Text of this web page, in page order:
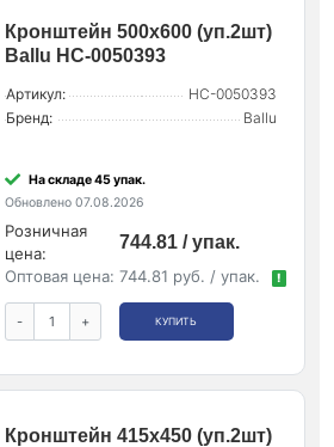
Кронштейн 500х600 (уп.2шт)
Ballu НС-0050393
Артикул:
НС-0050393
Бренд:
Ballu
На складе 45 упак.
Обновлено 07.08.2026
Розничная
цена:
744.81 / упак.
Оптовая цена: 744.81 руб. / упак. !
- + КУПИТЬ
Кронштейн 415х450 (уп.2шт)